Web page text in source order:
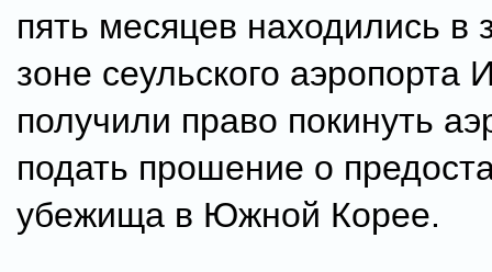
пять месяцев находились в
зоне сеульского аэропорта
получили право покинуть
подать прошение о
убежища в Южной Корее.